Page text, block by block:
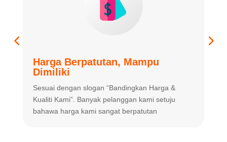
Harga Berpatutan, Mampu
Dimiliki
Sesuai dengan slogan “Bandingkan Harga &
Kualiti Kami”. Banyak pelanggan kami setuju
bahawa harga kami sangat berpatutan